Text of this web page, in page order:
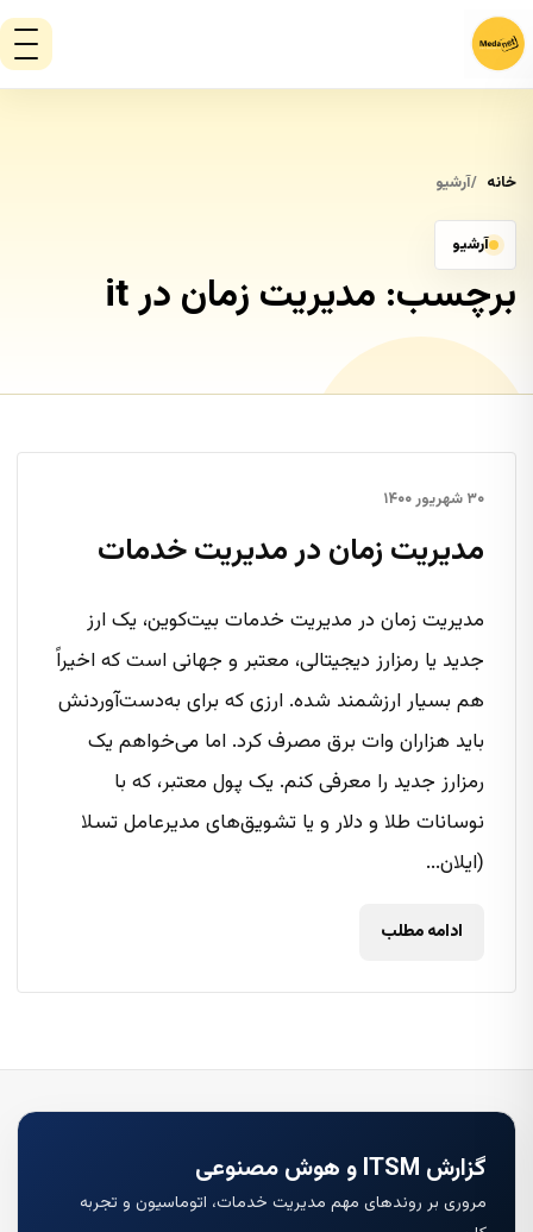
خانه آرشیو
آرشیو
برچسب: مدیریت زمان در it
۳۰ شهریور ۱۴۰۰
مدیریت زمان در مدیریت خدمات
مدیریت زمان در مدیریت خدمات بیت‌کوین، یک ارز
جدید یا رمزارز دیجیتالی، معتبر و جهانی است که اخیراً
هم بسیار ارزشمند شده. ارزی که برای به‌دست‌آوردنش
باید هزاران وات برق مصرف کرد. اما می‌خواهم یک
رمزارز جدید را معرفی کنم. یک پول معتبر، که با
نوسانات طلا و دلار و یا تشویق‌های مدیرعامل تسلا
(ایلان...
ادامه مطلب
گزارش ITSM و هوش مصنوعی
مروری بر روندهای مهم مدیریت خدمات، اتوماسیون و تجربه